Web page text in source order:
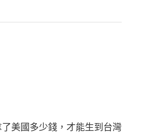
美國多少錢，才能生到台灣